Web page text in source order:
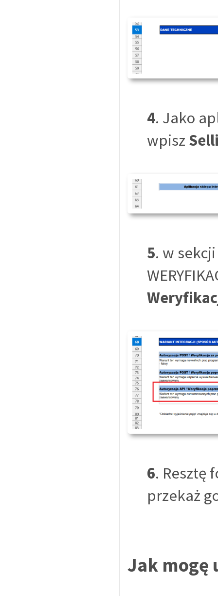
4. Jako
wpisz
5. w sekcji
6. Resztę
przekaż
Jak mogę